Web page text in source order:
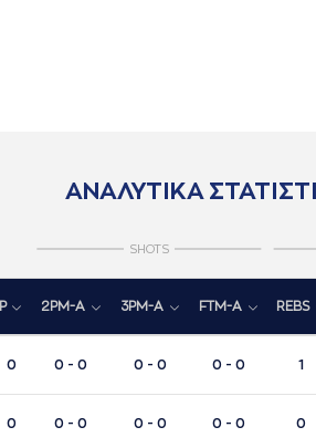
ΑΝΑΛΥΤΙΚΑ
SHOTS
P 2PM-A 3PM-A FTM-A REBS
0 0 - 0 0 - 0 0 - 0 1
0 0 - 0 0 - 0 0 - 0 0